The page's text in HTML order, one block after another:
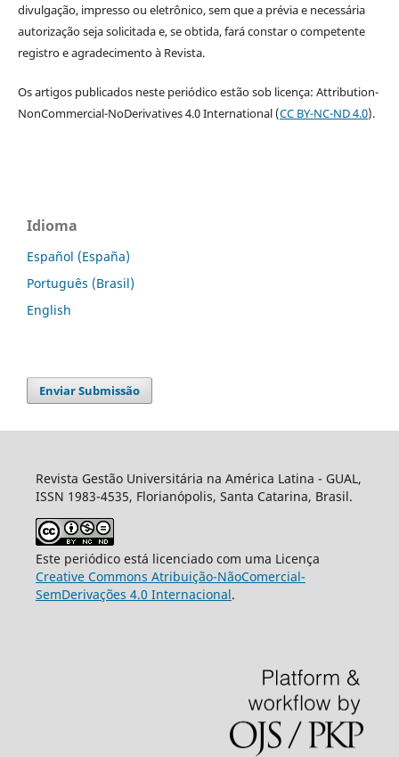
divulgação, impresso ou eletrônico, sem que a prévia e necessária
autorização seja solicitada e, se obtida, fará constar o competente
registro e agradecimento à Revista.
Os artigos publicados neste periódico estão sob licença: Attribution-
NonCommercial-NoDerivatives 4.0 International (CC BY-NC-ND 4.0).
Idioma
Español (España)
Português (Brasil)
English
Enviar Submissão
Revista Gestão Universitária na América Latina - GUAL,
ISSN 1983-4535, Florianópolis, Santa Catarina, Brasil.
Este periódico está licenciado com uma Licença
Creative Commons Atribuição-NãoComercial-
SemDerivações 4.0 Internacional.